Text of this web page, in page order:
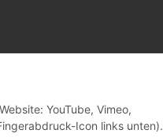
YouTube, Vimeo,
Icon links unten).